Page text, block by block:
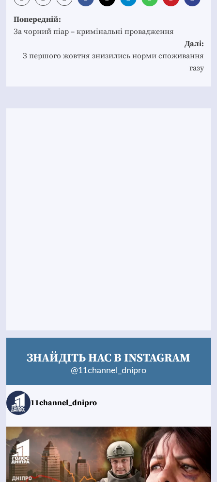
Post
navigation
Попередній:
За чорний піар – кримінальні провадження
Далі:
З першого жовтня знизились норми споживання
газу
ЗНАЙДІТЬ НАС В INSTAGRAM
@11channel_dnipro
11channel_dnipro